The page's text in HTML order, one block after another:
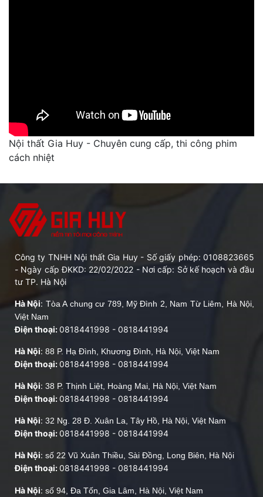
Nội thất Gia Huy - Chuyên cung cấp, thi công phim
cách nhiệt
Công ty TNHH Nội thất Gia Huy - Số giấy phép: 0108823665
- Ngày cấp ĐKKD: 22/02/2022 - Nơi cấp: Sở kế hoạch và đầu
tư TP. Hà Nội
Hà Nội: Tòa A chung cư 789, Mỹ Đình 2, Nam Từ Liêm, Hà Nội,
Việt Nam
Điện thoại:0818441998 - 0818441994
Hà Nội: 88 P. Hạ Đình, Khương Đình, Hà Nội, Việt Nam
Điện thoại:0818441998 - 0818441994
Hà Nội: 38 P. Thịnh Liệt, Hoàng Mai, Hà Nội, Việt Nam
Điện thoại:0818441998 - 0818441994
Hà Nội: 32 Ng. 28 Đ. Xuân La, Tây Hồ, Hà Nội, Việt Nam
Điện thoại:0818441998 - 0818441994
Hà Nội: số 22 Vũ Xuân Thiều, Sài Đồng, Long Biên, Hà Nội
Điện thoại:0818441998 - 0818441994
Hà Nội: số 94, Đa Tốn, Gia Lâm, Hà Nội, Việt Nam